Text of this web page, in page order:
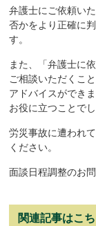
弁護士にご依頼い
否かをより正確に
す。
また、「弁護士に
ご相談いただくこ
アドバイスができ
お役に立つことでし
労災事故に遭われ
ください。
面談日程調整のお
関連記事はこ